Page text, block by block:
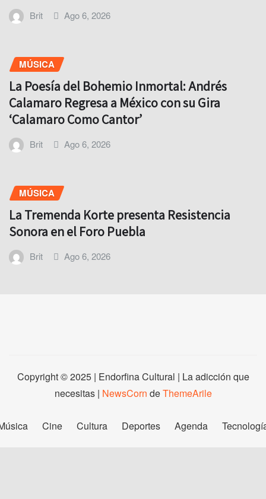
Brit Ago 6, 2026
MÚSICA
La Poesía del Bohemio Inmortal: Andrés
Calamaro Regresa a México con su Gira
‘Calamaro Como Cantor’
Brit Ago 6, 2026
MÚSICA
La Tremenda Korte presenta Resistencia
Sonora en el Foro Puebla
Brit Ago 6, 2026
Copyright © 2025 | Endorfina Cultural | La adicción que
necesitas | NewsCorn deThemeArile
Cine Cultura Deportes Agenda